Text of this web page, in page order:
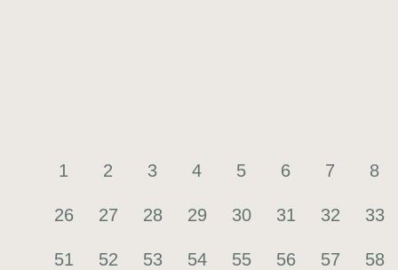
1 2 3 4 5 6 7 8
26 27 28 29 30 31 32 33
51 52 53 54 55 56 57 58